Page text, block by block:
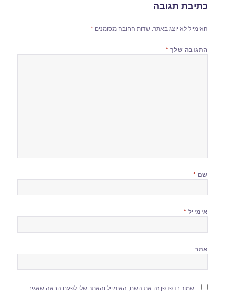
כתיבת תגובה
האימייל לא יוצג באתר. שדות החובה מסומנים*
התגובה שלך *
שם *
אימייל *
אתר
שמור בדפדפן זה את השם, האימייל והאתר שלי לפעם הבאה שאגיב.